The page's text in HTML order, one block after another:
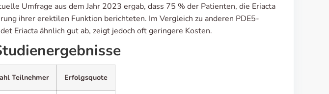
Umfrage aus dem Jahr 2023 ergab, dass 75 % der Patienten, die Eriacta
ihrer erektilen Funktion berichteten. Im Vergleich zu anderen PDE5-
Eriacta ähnlich gut ab, zeigt jedoch oft geringere Kosten.
Teilnehmer Erfolgsquote